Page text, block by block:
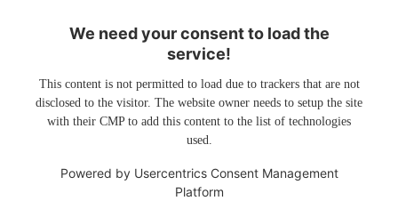
We need your consent to load the
service!
This content is not permitted to load due to trackers that are not
disclosed to the visitor. The website owner needs to setup the site
with their CMP to add this content to the list of technologies
used.
Powered by Usercentrics Consent Management
Platform